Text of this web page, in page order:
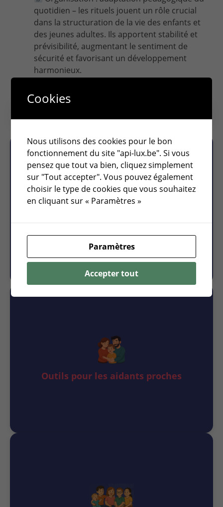
quotidien – les rituels jouent un rôle crucial
dans la structuration de la vie des enfants et
des jeunes adultes. Ils apportent stabilité et
prévisibilité, augmentant le sentiment de
sécurité et favorisant un développement
harmonieux.
Outils pour les professionnels
Outils pour les aidants proches
Cookies
Nous utilisons des cookies pour le bon
fonctionnement du site "api-lux.be". Si vous
pensez que tout va bien, cliquez simplement
sur "Tout accepter". Vous pouvez également
choisir le type de cookies que vous souhaitez
en cliquant sur « Paramètres »
Paramètres
Accepter tout